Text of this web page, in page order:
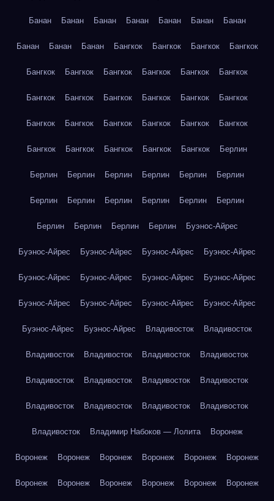
Банан Банан Банан Банан Банан Банан Банан
Банан Банан Банан Бангкок Бангкок Бангкок Бангкок
Бангкок Бангкок Бангкок Бангкок Бангкок Бангкок
Бангкок Бангкок Бангкок Бангкок Бангкок Бангкок
Бангкок Бангкок Бангкок Бангкок Бангкок Бангкок
Бангкок Бангкок Бангкок Бангкок Бангкок Берлин
Берлин Берлин Берлин Берлин Берлин Берлин
Берлин Берлин Берлин Берлин Берлин Берлин
Берлин Берлин Берлин Берлин Буэнос-Айрес
Буэнос-Айрес Буэнос-Айрес Буэнос-Айрес Буэнос-Айрес
Буэнос-Айрес Буэнос-Айрес Буэнос-Айрес Буэнос-Айрес
Буэнос-Айрес Буэнос-Айрес Буэнос-Айрес Буэнос-Айрес
Буэнос-Айрес Буэнос-Айрес Владивосток Владивосток
Владивосток Владивосток Владивосток Владивосток
Владивосток Владивосток Владивосток Владивосток
Владивосток Владивосток Владивосток Владивосток
Владивосток Владимир Набоков — Лолита Воронеж
Воронеж Воронеж Воронеж Воронеж Воронеж Воронеж
Воронеж Воронеж Воронеж Воронеж Воронеж Воронеж